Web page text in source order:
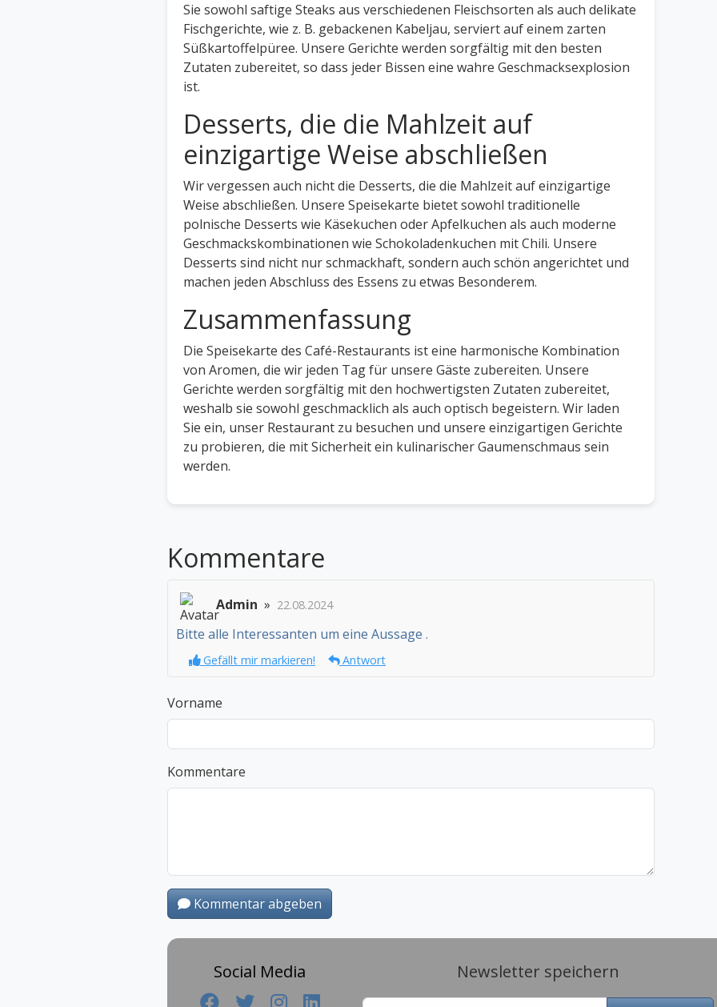
Sie sowohl saftige Steaks aus verschiedenen Fleischsorten als auch delikate
Fischgerichte, wie z. B. gebackenen Kabeljau, serviert auf einem zarten
Süßkartoffelpüree. Unsere Gerichte werden sorgfältig mit den besten
Zutaten zubereitet, so dass jeder Bissen eine wahre Geschmacksexplosion
ist.
Desserts, die die Mahlzeit auf
einzigartige Weise abschließen
Wir vergessen auch nicht die Desserts, die die Mahlzeit auf einzigartige
Weise abschließen. Unsere Speisekarte bietet sowohl traditionelle
polnische Desserts wie Käsekuchen oder Apfelkuchen als auch moderne
Geschmackskombinationen wie Schokoladenkuchen mit Chili. Unsere
Desserts sind nicht nur schmackhaft, sondern auch schön angerichtet und
machen jeden Abschluss des Essens zu etwas Besonderem.
Zusammenfassung
Die Speisekarte des Café-Restaurants ist eine harmonische Kombination
von Aromen, die wir jeden Tag für unsere Gäste zubereiten. Unsere
Gerichte werden sorgfältig mit den hochwertigsten Zutaten zubereitet,
weshalb sie sowohl geschmacklich als auch optisch begeistern. Wir laden
Sie ein, unser Restaurant zu besuchen und unsere einzigartigen Gerichte
zu probieren, die mit Sicherheit ein kulinarischer Gaumenschmaus sein
werden.
Kommentare
Admin » 22.08.2024
Bitte alle Interessanten um eine Aussage .
Gefällt mir markieren! Antwort
Vorname
Kommentare
Kommentar abgeben
Social Media Newsletter speichern